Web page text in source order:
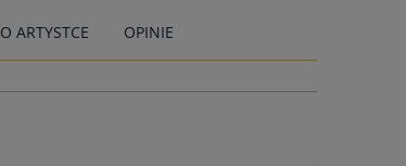
O ARTYSTCE OPINIE